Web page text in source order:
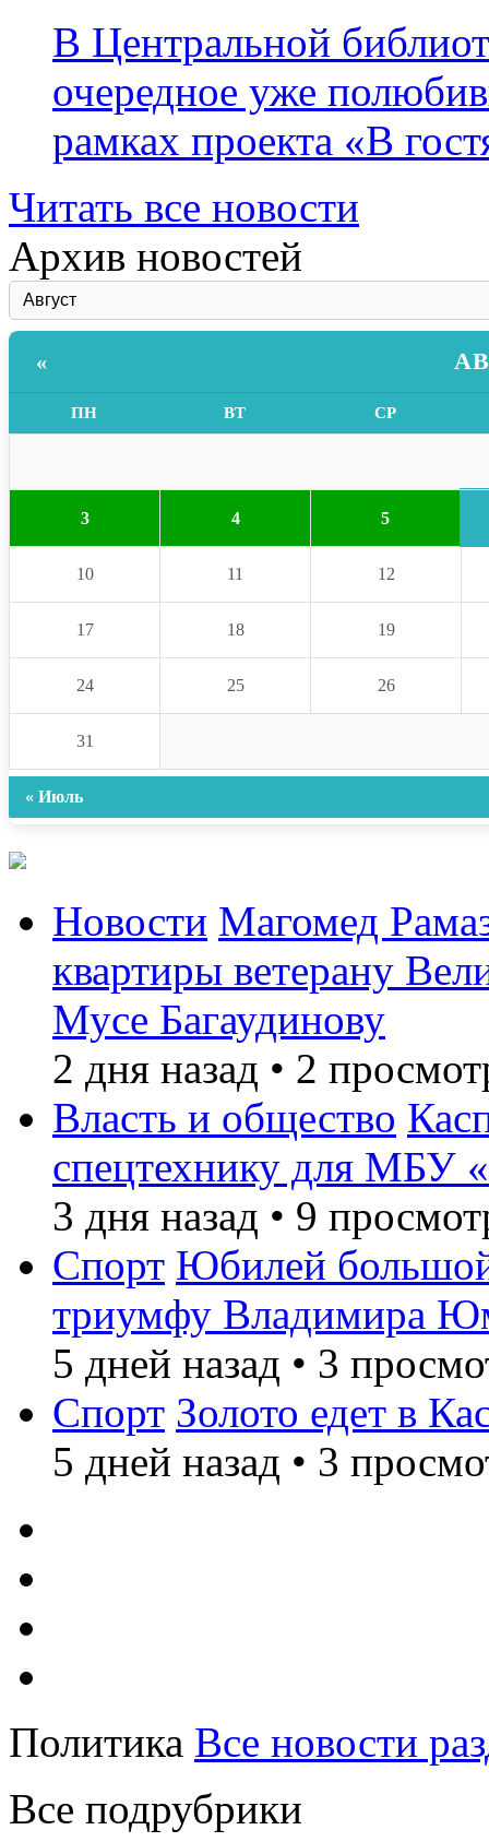
В Центральной
очередное уже
рамках проекта «В
Читать все новости
Архив новостей
«
ПН ВТ СР
3 4 5
10 11 12
17 18 19
24 25 26
31
« Июль
Новости Магомед
квартиры ветерану
Мусе Багаудинову
2 дня назад • 2
Власть и общество
спецтехнику для МБУ
3 дня назад • 9
Спорт Юбилей
триумфу Владимира
5 дней назад • 3
Спорт Золото едет в
5 дней назад • 3
Политика Все новости
Все подрубрики